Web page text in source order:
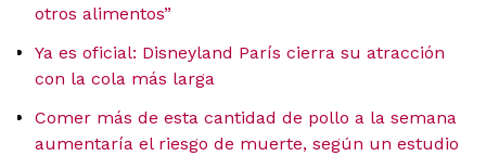
otros alimentos”
Ya es oficial: Disneyland París cierra su atracción
con la cola más larga
Comer más de esta cantidad de pollo a la semana
aumentaría el riesgo de muerte, según un estudio